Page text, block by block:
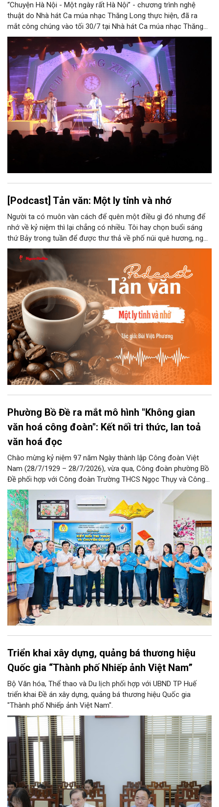
“Chuyện Hà Nội - Một ngày rất Hà Nội” - chương trình nghệ
thuật do Nhà hát Ca múa nhạc Thăng Long thực hiện, đã ra
mắt công chúng vào tối 30/7 tại Nhà hát Ca múa nhạc Thăng
Long (số 31 - 33 phố Lương Văn Can, phường Hoàn Kiếm).
[Podcast] Tản văn: Một ly tỉnh và nhớ
Người ta có muôn vàn cách để quên một điều gì đó nhưng để
nhớ về kỷ niệm thì lại chẳng có nhiều. Tôi hay chọn buổi sáng
thứ Bảy trong tuần để được thư thả về phố núi quê hương, ngồi
đợi giọt đắng của đất đai, mưa nắng điểm từng nhịp xuống
chiếc ly sứ như đợi thời gian mở cánh cửa diệu kì của mình.
Phường Bồ Đề ra mắt mô hình "Không gian
văn hoá công đoàn": Kết nối tri thức, lan toả
văn hoá đọc
Chào mừng kỷ niệm 97 năm Ngày thành lập Công đoàn Việt
Nam (28/7/1929 – 28/7/2026), vừa qua, Công đoàn phường Bồ
Đề phối hợp với Công đoàn Trường THCS Ngọc Thụy và Công
đoàn Trường Tiểu học Ái Mộ B tổ chức Lễ ra mắt Mô hình
“Không gian văn hóa công đoàn”.
Triển khai xây dựng, quảng bá thương hiệu
Quốc gia “Thành phố Nhiếp ảnh Việt Nam”
Bộ Văn hóa, Thể thao và Du lịch phối hợp với UBND TP Huế
triển khai Đề án xây dựng, quảng bá thương hiệu Quốc gia
"Thành phố Nhiếp ảnh Việt Nam".